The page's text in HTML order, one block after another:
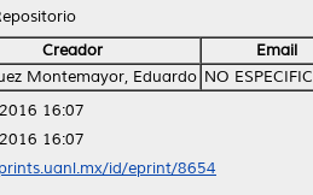
Creador
Email
Montemayor, Eduardo NO
16:07
16:07
id/eprint/8654